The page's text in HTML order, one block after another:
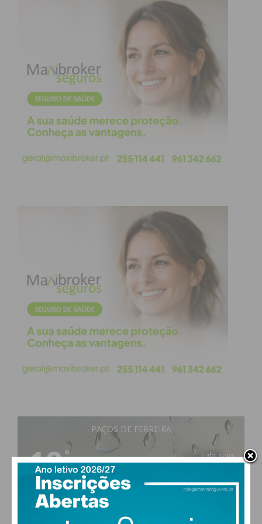
inventa-se um futuro.” enquadra-se no plano de
ação para a promoção da digitalização das PME
desenhado pela CIM do Tâmega e Sousa para a
região no âmbito do DigiBEST – Digital Business
EcoSystem Transformation, um projeto europeu
na área da promoção da competitividade das PME
através da sua transformação digital.
Recorde-se que, no âmbito do projeto DigiBEST, a
CIM do Tâmega e Sousa assumiu a organização da
O principal objetivo do projeto é promover a
competitividade das PME através da sua
transformação digital, propondo soluções para
aumentar sua capacidade de usar tecnologias
avançadas e novas abordagens de negócios
inovadoras, traduzindo-se na melhoria do
desenvolvimento económico geral e do emprego.
Subscreva a newsletter do
Assine nossa newsletter por e-mail e
obtenha de forma regular a informação
atualizada.
PAÇOS DE FERREIRA
18°
light rain
MAX 18 • MIN 18